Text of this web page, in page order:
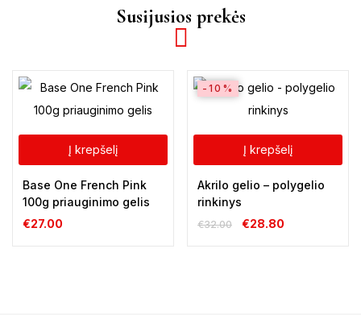
Susijusios prekės
Į krepšelį
Base One French Pink
100g priauginimo gelis
€27.00
Į krepšelį
-10%
Akrilo gelio – polygelio
rinkinys
€32.00 €28.80